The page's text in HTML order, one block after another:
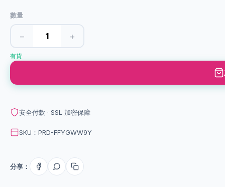
數量
− +
有貨
安全付款 · SSL 加密保障
SKU：PRD-FFYGWW9Y
分享：